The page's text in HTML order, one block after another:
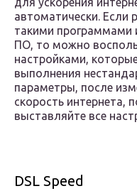
автоматически. Если
такими программами
ПО, то можно
настройками,
выполнения
параметры, после
скорость интернета,
выставляйте все
DSL Speed